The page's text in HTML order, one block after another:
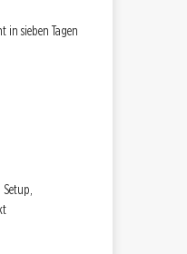
in sieben Tagen